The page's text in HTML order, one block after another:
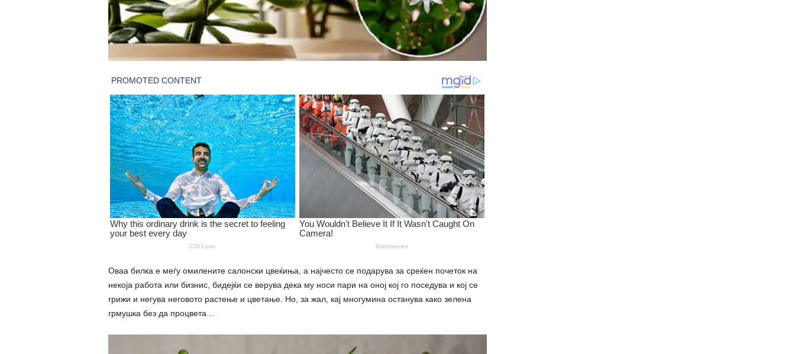
Оваа билка е меѓу омилените салонски цвеќиња, а најчесто се подарува за среќен почеток на
некоја работа или бизнис, бидејќи се верува дека му носи пари на оној кој го поседува и кој се
грижи и негува неговото растење и цветање. Но, за жал, кај многумина останува како зелена
грмушка без да процвета…